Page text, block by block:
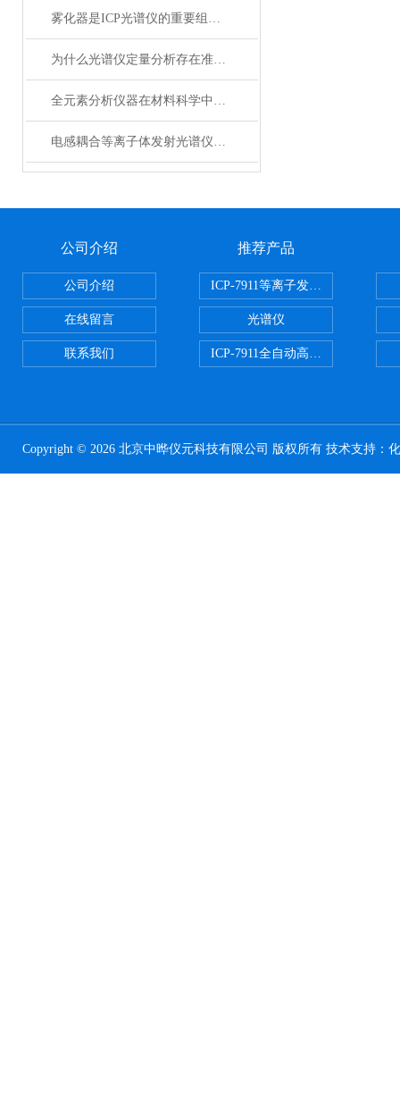
雾化器是ICP光谱仪的重要组件之一
为什么光谱仪定量分析存在准确度的问题
全元素分析仪器在材料科学中的应用与挑战
电感耦合等离子体发射光谱仪：精准分析元素成分的核心技术
公司介绍
公司介绍
在线留言
联系我们
推荐产品
ICP-7911等离子发射光谱
光谱仪
ICP-7911全自动高压开关电源供
Copyright © 2026 北京中晔仪元科技有限公司 版权所有 技术支持：